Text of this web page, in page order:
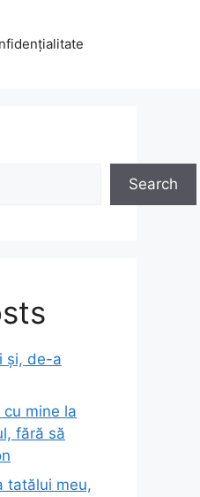
Search
și, de-a
mine la
fără să
tatălui meu,